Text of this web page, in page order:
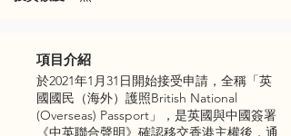
項目介紹
於2021年1月31日開始接受申請，全稱「英
國國民（海外）護照British National
(Overseas) Passport」，是英國與中國簽署
《中英聯合聲明》確認移交香港主權後，通